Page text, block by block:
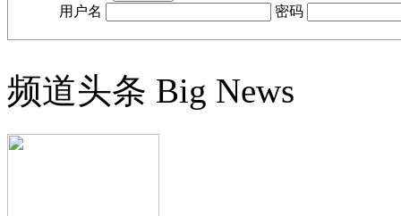
用户名
密码
频道头条 Big News